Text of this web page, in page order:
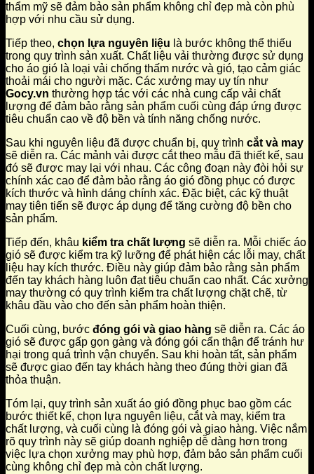
thẩm mỹ sẽ đảm bảo sản phẩm không chỉ đẹp mà còn phù
hợp với nhu cầu sử dụng.
Tiếp theo, chọn lựa nguyên liệu là bước không thể thiếu
trong quy trình sản xuất. Chất liệu vải thường được sử dụng
cho áo gió là loại vải chống thấm nước và gió, tạo cảm giác
thoải mái cho người mặc. Các xưởng may uy tín như
Gocy.vn thường hợp tác với các nhà cung cấp vải chất
lượng để đảm bảo rằng sản phẩm cuối cùng đáp ứng được
tiêu chuẩn cao về độ bền và tính năng chống nước.
Sau khi nguyên liệu đã được chuẩn bị, quy trình cắt và may
sẽ diễn ra. Các mảnh vải được cắt theo mẫu đã thiết kế, sau
đó sẽ được may lại với nhau. Các công đoạn này đòi hỏi sự
chính xác cao để đảm bảo rằng áo gió đồng phục có được
kích thước và hình dáng chính xác. Đặc biệt, các kỹ thuật
may tiên tiến sẽ được áp dụng để tăng cường độ bền cho
sản phẩm.
Tiếp đến, khâu kiểm tra chất lượng sẽ diễn ra. Mỗi chiếc áo
gió sẽ được kiểm tra kỹ lưỡng để phát hiện các lỗi may, chất
liệu hay kích thước. Điều này giúp đảm bảo rằng sản phẩm
đến tay khách hàng luôn đạt tiêu chuẩn cao nhất. Các xưởng
may thường có quy trình kiểm tra chất lượng chặt chẽ, từ
khâu đầu vào cho đến sản phẩm hoàn thiện.
Cuối cùng, bước đóng gói và giao hàng sẽ diễn ra. Các áo
gió sẽ được gấp gọn gàng và đóng gói cẩn thận để tránh hư
hại trong quá trình vận chuyển. Sau khi hoàn tất, sản phẩm
sẽ được giao đến tay khách hàng theo đúng thời gian đã
thỏa thuận.
Tóm lại, quy trình sản xuất áo gió đồng phục bao gồm các
bước thiết kế, chọn lựa nguyên liệu, cắt và may, kiểm tra
chất lượng, và cuối cùng là đóng gói và giao hàng. Việc nắm
rõ quy trình này sẽ giúp doanh nghiệp dễ dàng hơn trong
việc lựa chọn xưởng may phù hợp, đảm bảo sản phẩm cuối
cùng không chỉ đẹp mà còn chất lượng.